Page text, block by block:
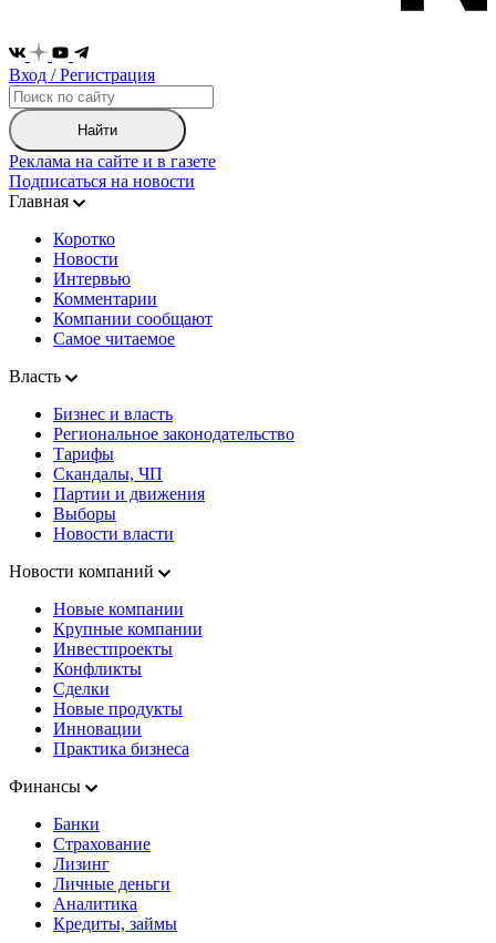
Вход / Регистрация
Найти
Реклама на сайте и в газете
Подписаться на новости
Главная
Коротко
Новости
Интервью
Комментарии
Компании сообщают
Самое читаемое
Власть
Бизнес и власть
Региональное законодательство
Тарифы
Скандалы, ЧП
Партии и движения
Выборы
Новости власти
Новости компаний
Новые компании
Крупные компании
Инвестпроекты
Конфликты
Сделки
Новые продукты
Инновации
Практика бизнеса
Финансы
Банки
Страхование
Лизинг
Личные деньги
Аналитика
Кредиты, займы